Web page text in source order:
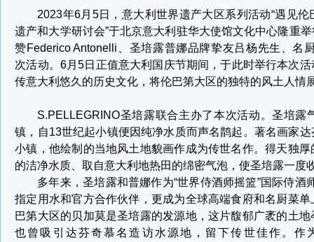
2023年6月5日，意大利世界遗产大区系列活动“遇见
遗产和大学研讨会”于北京意大利驻华大使馆文化中心隆重
赞Federico Antonelli、圣培露普娜品牌挚友吕杨先生、名
次活动。6月5日正值意大利国庆节期间，于此时举行本次
传意大利悠久的历史文化，将伦巴第大区的独特的风土人情
S.PELLEGRINO圣培露联合主办了本次活动。圣培露
镇，自13世纪起小镇便因纯净水质而声名鹊起。著名画家
小镇，他绘制的当地风土地貌画作成为传世名作。得天独
的洁净水质、取自意大利地热田的绵密气泡，使圣培露一度
多年来，圣培露和普娜作为“世界侍酒师摇篮”国际侍酒
指定用水和官方合作伙伴，更成为全球高端食府和名厨菜
巴第大区的贝加莫是圣培露的发源地，这片馥郁广袤的土
也曾吸引达芬奇慕名造访水源地，留下传世佳作。作